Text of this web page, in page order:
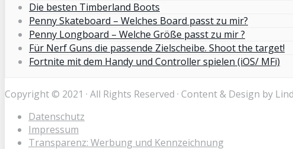
Die besten Timberland Boots
Penny Skateboard – Welches Board passt zu mir?
Penny Longboard – Welche Größe passt zu mir ?
Für Nerf Guns die passende Zielscheibe. Shoot the target!
Fortnite mit dem Handy und Controller spielen (iOS/ MFi)
Copyright © 2021 · All Rights Reserved · Content & Design by
Datenschutz
Impressum
Transparenz: Werbung und Kennzeichnung